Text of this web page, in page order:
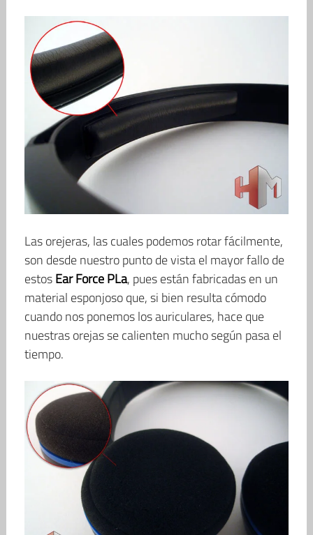
Las orejeras, las cuales podemos rotar fácilmente,
son desde nuestro punto de vista el mayor fallo de
estosEar Force PLa, pues están fabricadas en un
material esponjoso que, si bien resulta cómodo
cuando nos ponemos los auriculares, hace que
nuestras orejas se calienten mucho según pasa el
tiempo.